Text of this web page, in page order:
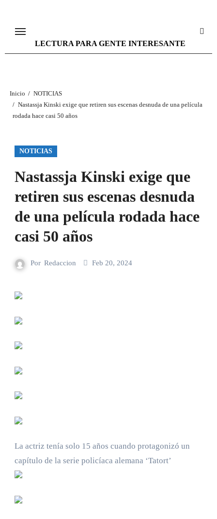
contenido
LECTURA PARA GENTE INTERESANTE
Inicio
NOTICIAS
Nastassja Kinski exige que retiren sus escenas desnuda de una película
rodada hace casi 50 años
NOTICIAS
Nastassja Kinski exige que
retiren sus escenas desnuda
de una película rodada hace
casi 50 años
Por Redaccion Feb 20, 2024
La actriz tenía solo 15 años cuando protagonizó un
capítulo de la serie policíaca alemana ‘Tatort’